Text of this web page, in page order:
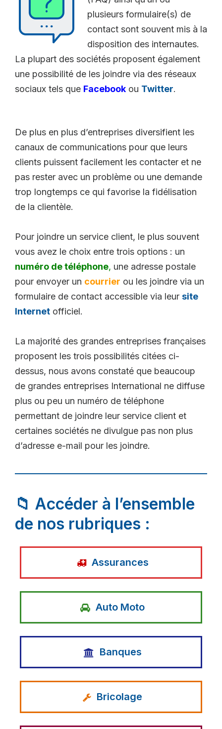
plusieurs formulaire(s) de
contact sont souvent mis à la
disposition des internautes.
La plupart des sociétés proposent également
une possibilité de les joindre via des réseaux
sociaux tels que Facebook ou Twitter.
De plus en plus d’entreprises diversifient les
canaux de communications pour que leurs
clients puissent facilement les contacter et ne
pas rester avec un problème ou une demande
trop longtemps ce qui favorise la fidélisation
de la clientèle.
Pour joindre un service client, le plus souvent
vous avez le choix entre trois options : un
numéro de téléphone, une adresse postale
pour envoyer un courrier ou les joindre via un
formulaire de contact accessible via leur site
Internet officiel.
La majorité des grandes entreprises françaises
proposent les trois possibilités citées ci-
dessus, nous avons constaté que beaucoup
de grandes entreprises International ne diffuse
plus ou peu un numéro de téléphone
permettant de joindre leur service client et
certaines sociétés ne divulgue pas non plus
d’adresse e-mail pour les joindre.
📁 Accéder à l’ensemble
de nos rubriques :
Assurances
Auto Moto
Banques
Bricolage